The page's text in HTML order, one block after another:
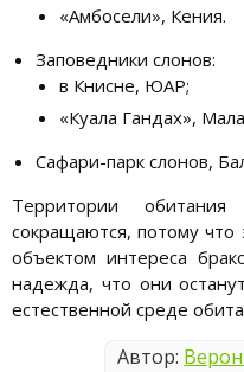
«Амбосели», Кения.
Заповедники слонов:
в Книсне, ЮАР;
«Куала Гандах»,
Сафари-парк слонов,
Территории
сокращаются, потому что
объектом интереса
надежда, что они
естественной среде
Автор: